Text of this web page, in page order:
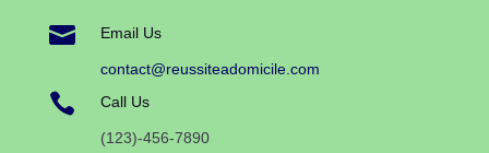
 Email Us
contact@reussiteadomicile.com
 Call Us
(123)-456-7890